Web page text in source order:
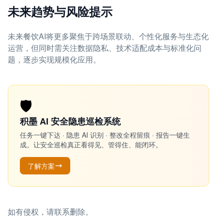
未来趋势与风险提示
未来餐饮AI将更多聚焦于跨场景联动、个性化服务与生态化
运营，但同时需关注数据隐私、技术适配成本与标准化问
题，逐步实现规模化应用。
🛡️
积墨 AI 安全隐患巡检系统
任务一键下达 · 隐患 AI 识别 · 整改全程留痕 · 报告一键生
成。让安全巡检真正看得见、管得住、能闭环。
了解方案
如有侵权，请联系删除。